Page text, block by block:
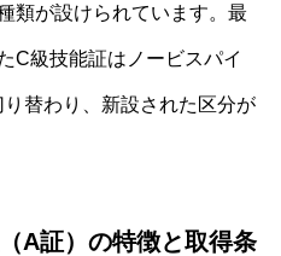
類が設けられています。最
C級技能証はノービスパイ
替わり、新設された区分が
A証）の特徴と取得条